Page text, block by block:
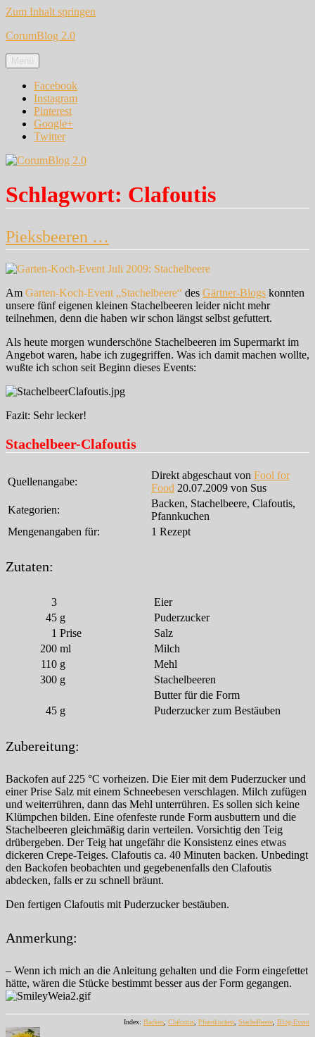
Zum Inhalt springen
CorumBlog 2.0
Menü
Facebook
Instagram
Pinterest
Google+
Twitter
Schlagwort: Clafoutis
Pieksbeeren …
Am Garten-Koch-Event „Stachelbeere“ des Gärtner-Blogs konnten
unsere fünf eigenen kleinen Stachelbeeren leider nicht mehr
teilnehmen, denn die haben wir schon längst selbst gefuttert.
Als heute morgen wunderschöne Stachelbeeren im Supermarkt im
Angebot waren, habe ich zugegriffen. Was ich damit machen wollte,
wußte ich schon seit Beginn dieses Events:
Fazit: Sehr lecker!
Stachelbeer-Clafoutis
Quellenangabe:
Direkt abgeschaut von Fool for
Food 20.07.2009 von Sus
Kategorien:
Backen, Stachelbeere, Clafoutis,
Pfannkuchen
Mengenangaben für:
1 Rezept
Zutaten:
3
Eier
45 g
Puderzucker
1 Prise
Salz
200 ml
Milch
110 g
Mehl
300 g
Stachelbeeren
Butter für die Form
45 g Puderzucker zum Bestäuben
Zubereitung:
Backofen auf 225 °C vorheizen. Die Eier mit dem Puderzucker und
einer Prise Salz mit einem Schneebesen verschlagen. Milch zufügen
und weiterrühren, dann das Mehl unterrühren. Es sollen sich keine
Klümpchen bilden. Eine ofenfeste runde Form ausbuttern und die
Stachelbeeren gleichmäßig darin verteilen. Vorsichtig den Teig
drübergeben. Der Teig hat ungefähr die Konsistenz eines etwas
dickeren Crepe-Teiges. Clafoutis ca. 40 Minuten backen. Unbedingt
den Backofen beobachten und gegebenenfalls den Clafoutis
abdecken, falls er zu schnell bräunt.
Den fertigen Clafoutis mit Puderzucker bestäuben.
Anmerkung:
– Wenn ich mich an die Anleitung gehalten und die Form eingefettet
hätte, wären die Stücke bestimmt besser aus der Form gegangen.
Index: Backen, Clafoutis, Pfannkuchen, Stachelbeere, Blog-Event